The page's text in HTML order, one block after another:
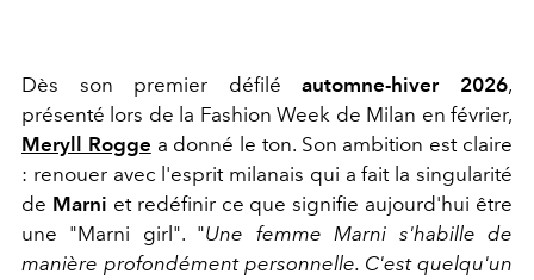
Dès son premier défiléautomne-hiver 2026,
présenté lors de la Fashion Week de Milan en février,
Meryll Rogge a donné le ton. Son ambition est claire
: renouer avec l'esprit milanais qui a fait la singularité
de Marni et redéfinir ce que signifie aujourd'hui être
une "Marni girl". "Une femme Marni s'habille de
manière profondément personnelle. C'est quelqu'un